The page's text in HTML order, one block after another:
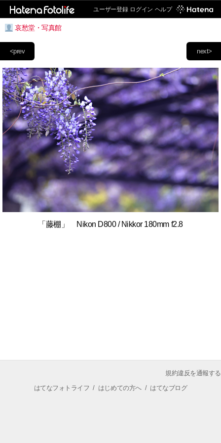
ユーザー登録 ログイン ヘルプ
哀愁堂・写真館
next>
<prev
「藤棚」 Nikon D800 / Nikkor 180mm f2.8
規約違反を通報する
はてなフォトライフ / はじめての方へ/ はてなブログ